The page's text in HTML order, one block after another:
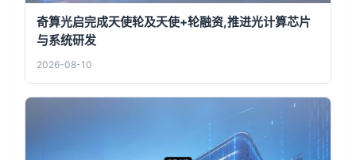
奇算光启完成天使轮及天使+轮融资,推进光计算芯片
与系统研发
2026-08-10